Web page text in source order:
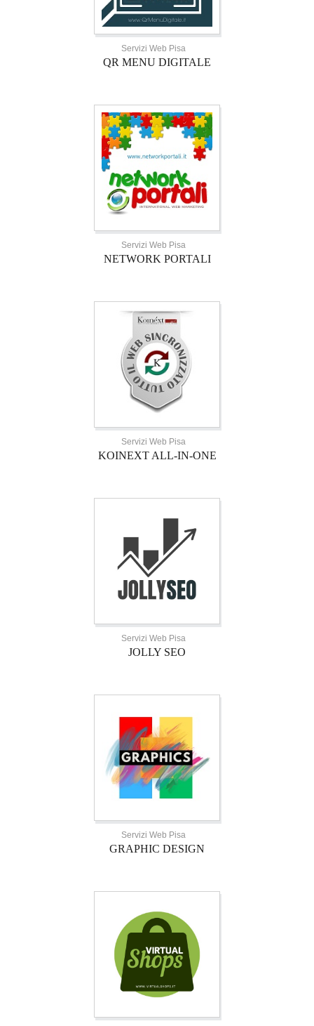
Servizi Web Pisa
QR MENU DIGITALE
Servizi Web Pisa
NETWORK PORTALI
Servizi Web Pisa
KOINEXT ALL-IN-ONE
Servizi Web Pisa
JOLLY SEO
Servizi Web Pisa
GRAPHIC DESIGN